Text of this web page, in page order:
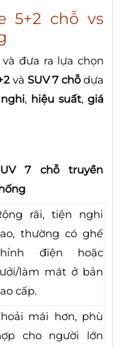
5+2 chỗ vs
đưa ra lựa chọn
và SUV 7 chỗdựa
, hiệu suất, giá
7 chỗ truyền
rãi, tiện nghi
thường có ghế
điện hoặc
làm mát ở bản
cấp.
mái hơn, phù
cho người lớn